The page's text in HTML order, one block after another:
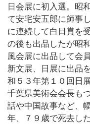
日会展に初入選。昭
て安宅安五郎に師事
に連続して白日賞を
の後も出品したが昭
風会展に出品して会
新文展、日展に出品
和５３年第１０回日
千葉県美術会会長も
話や中国故事など、
年、７９歳で死去した